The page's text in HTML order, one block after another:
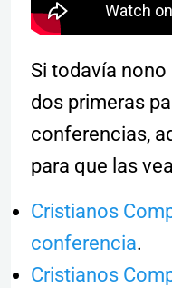
Si todavía
dos primeras
conferencias,
para que las
Cristianos
conferencia.
Cristianos